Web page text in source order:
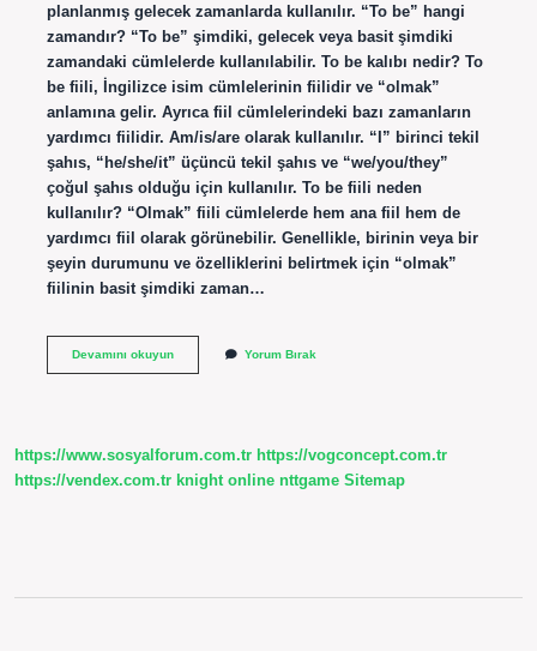
planlanmış gelecek zamanlarda kullanılır. “To be” hangi
zamandır? “To be” şimdiki, gelecek veya basit şimdiki
zamandaki cümlelerde kullanılabilir. To be kalıbı nedir? To
be fiili, İngilizce isim cümlelerinin fiilidir ve “olmak”
anlamına gelir. Ayrıca fiil cümlelerindeki bazı zamanların
yardımcı fiilidir. Am/is/are olarak kullanılır. “I” birinci tekil
şahıs, “he/she/it” üçüncü tekil şahıs ve “we/you/they”
çoğul şahıs olduğu için kullanılır. To be fiili neden
kullanılır? “Olmak” fiili cümlelerde hem ana fiil hem de
yardımcı fiil olarak görünebilir. Genellikle, birinin veya bir
şeyin durumunu ve özelliklerini belirtmek için “olmak”
fiilinin basit şimdiki zaman…
Devamını okuyunVerb
Yorum Bırak
https://www.sosyalforum.com.tr https://vogconcept.com.tr
https://vendex.com.tr knight online nttgame Sitemap